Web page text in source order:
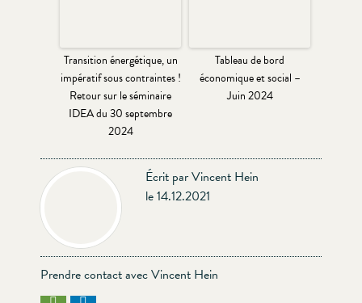
Transition énergétique, un
impératif sous contraintes !
Retour sur le séminaire
IDEA du 30 septembre
2024
Tableau de bord
économique et social –
Juin 2024
Écrit par Vincent Hein
le 14.12.2021
Prendre contact avec Vincent Hein